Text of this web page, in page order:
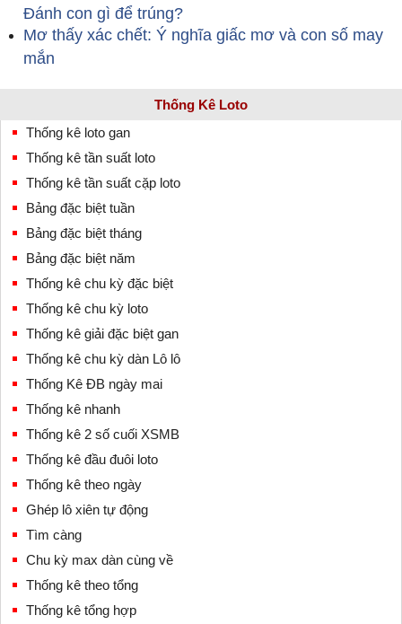
Đánh con gì để trúng?
Mơ thấy xác chết: Ý nghĩa giấc mơ và con số may
mắn
Thống Kê Loto
Thống kê loto gan
Thống kê tần suất loto
Thống kê tần suất cặp loto
Bảng đặc biệt tuần
Bảng đặc biệt tháng
Bảng đặc biệt năm
Thống kê chu kỳ đặc biệt
Thống kê chu kỳ loto
Thống kê giải đặc biệt gan
Thống kê chu kỳ dàn Lô lô
Thống Kê ĐB ngày mai
Thống kê nhanh
Thống kê 2 số cuối XSMB
Thống kê đầu đuôi loto
Thống kê theo ngày
Ghép lô xiên tự động
Tìm càng
Chu kỳ max dàn cùng về
Thống kê theo tổng
Thống kê tổng hợp